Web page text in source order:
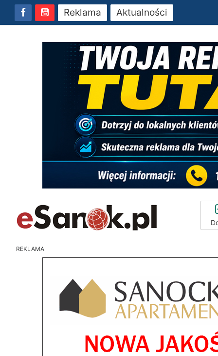
Reklama Aktualności
REKLAMA